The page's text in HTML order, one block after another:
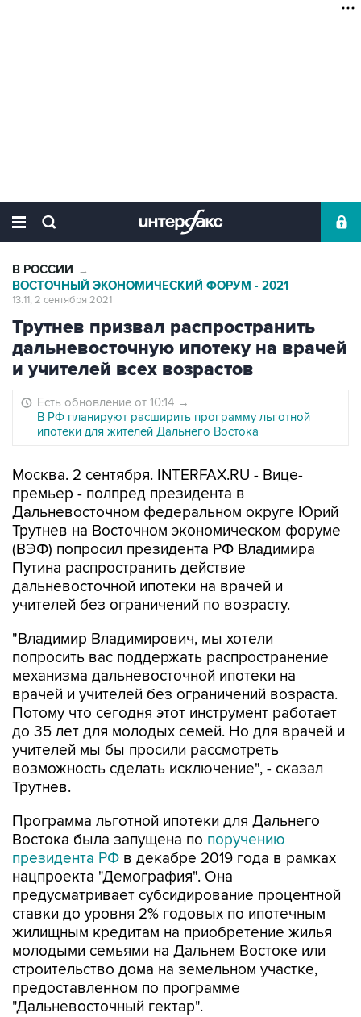
В РОССИИ →
ВОСТОЧНЫЙ ЭКОНОМИЧЕСКИЙ ФОРУМ - 2021
13:11, 2 сентября 2021
Трутнев призвал распространить
дальневосточную ипотеку на врачей
и учителей всех возрастов
Есть обновление от 10:14 →
В РФ планируют расширить программу льготной
ипотеки для жителей Дальнего Востока
Москва. 2 сентября. INTERFAX.RU - Вице-
премьер - полпред президента в
Дальневосточном федеральном округе Юрий
Трутнев на Восточном экономическом форуме
(ВЭФ) попросил президента РФ Владимира
Путина распространить действие
дальневосточной ипотеки на врачей и
учителей без ограничений по возрасту.
"Владимир Владимирович, мы хотели
попросить вас поддержать распространение
механизма дальневосточной ипотеки на
врачей и учителей без ограничений возраста.
Потому что сегодня этот инструмент работает
до 35 лет для молодых семей. Но для врачей и
учителей мы бы просили рассмотреть
возможность сделать исключение", - сказал
Трутнев.
Программа льготной ипотеки для Дальнего
Востока была запущена по поручению
президента РФ в декабре 2019 года в рамках
нацпроекта "Демография". Она
предусматривает субсидирование процентной
ставки до уровня 2% годовых по ипотечным
жилищным кредитам на приобретение жилья
молодыми семьями на Дальнем Востоке или
строительство дома на земельном участке,
предоставленном по программе
"Дальневосточный гектар".